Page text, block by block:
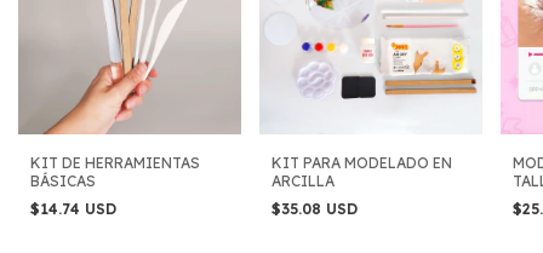
KIT DE HERRAMIENTAS
BÁSICAS
$14.74 USD
KIT PARA MODELADO EN
ARCILLA
$35.08 USD